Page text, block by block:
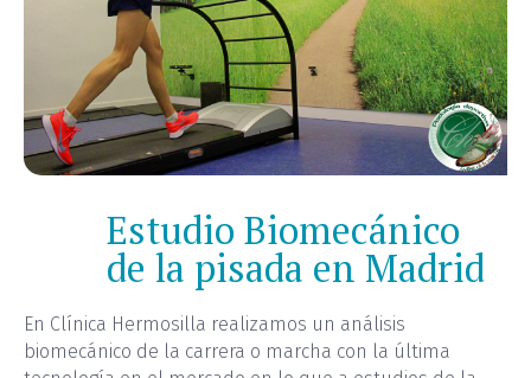
Estudio Biomecánico
de la pisada en Madrid
En Clínica Hermosilla realizamos un análisis
biomecánico de la carrera o marcha con la última